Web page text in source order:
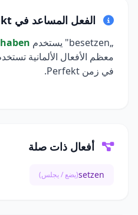
الفعل المساعد في Perfekt
„besetzen" يستخدم haben
في زمن Perfekt.
أفعال ذات صلة
setzen(يضع / يجلس)